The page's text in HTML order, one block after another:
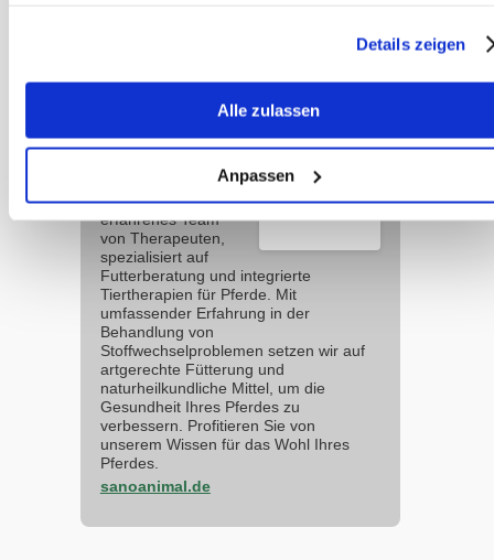
Details zeigen
Alle zulassen
Anpassen
Team
Wir sind ein
erfahrenes Team
von Therapeuten,
spezialisiert auf
Futterberatung und integrierte
Tiertherapien für Pferde. Mit
umfassender Erfahrung in der
Behandlung von
Stoffwechselproblemen setzen wir auf
artgerechte Fütterung und
naturheilkundliche Mittel, um die
Gesundheit Ihres Pferdes zu
verbessern. Profitieren Sie von
unserem Wissen für das Wohl Ihres
Pferdes.
sanoanimal.de